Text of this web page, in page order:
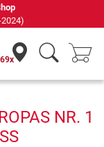
69x
NR. 1